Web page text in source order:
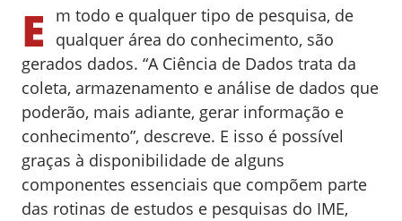
E
m todo e qualquer tipo de pesquisa, de
qualquer área do conhecimento, são
gerados dados. “A Ciência de Dados trata da
coleta, armazenamento e análise de dados que
poderão, mais adiante, gerar informação e
conhecimento”, descreve. E isso é possível
graças à disponibilidade de alguns
componentes essenciais que compõem parte
das rotinas de estudos e pesquisas do IME,